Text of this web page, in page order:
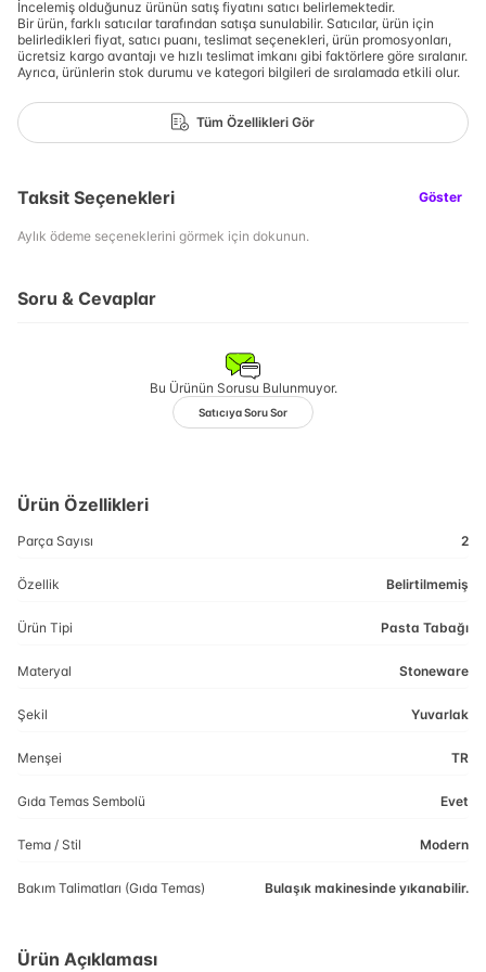
İncelemiş olduğunuz ürünün satış fiyatını satıcı belirlemektedir.
Bir ürün, farklı satıcılar tarafından satışa sunulabilir. Satıcılar, ürün için
belirledikleri fiyat, satıcı puanı, teslimat seçenekleri, ürün promosyonları,
ücretsiz kargo avantajı ve hızlı teslimat imkanı gibi faktörlere göre sıralanır.
Ayrıca, ürünlerin stok durumu ve kategori bilgileri de sıralamada etkili olur.
Tüm Özellikleri Gör
Taksit Seçenekleri Göster
Aylık ödeme seçeneklerini görmek için dokunun.
Soru & Cevaplar
Bu Ürünün Sorusu Bulunmuyor.
Satıcıya Soru Sor
Ürün Özellikleri
Parça Sayısı 2
Özellik Belirtilmemiş
Ürün Tipi Pasta Tabağı
Materyal Stoneware
Şekil Yuvarlak
Menşei TR
Gıda Temas Sembolü Evet
Tema / Stil Modern
Bakım Talimatları (Gıda Temas) Bulaşık makinesinde yıkanabilir.
Ürün Açıklaması